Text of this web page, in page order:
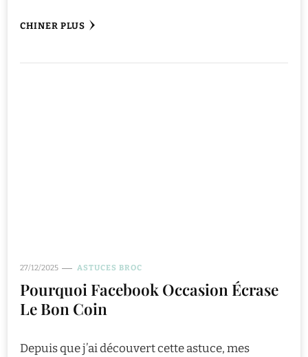
CHINER PLUS
27/12/2025 ASTUCES BROC
Pourquoi Facebook Occasion Écrase
Le Bon Coin
Depuis que j’ai découvert cette astuce, mes